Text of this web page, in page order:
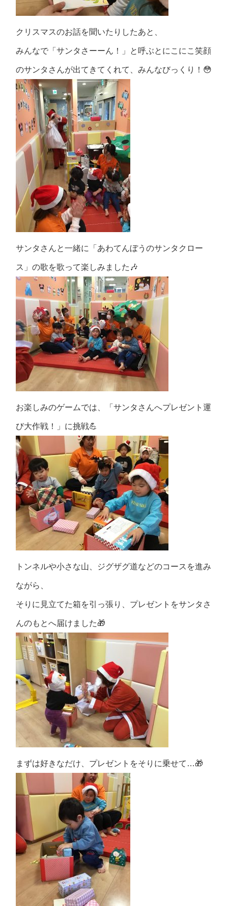
クリスマスのお話を聞いたりしたあと、
みんなで「サンタさーーん！」と呼ぶとにこにこ笑顔
のサンタさんが出てきてくれて、みんなびっくり！😳
サンタさんと一緒に「あわてんぼうのサンタクロー
ス」の歌を歌って楽しみました🎶
お楽しみのゲームでは、「サンタさんへプレゼント運
び大作戦！」に挑戦💪
トンネルや小さな山、ジグザグ道などのコースを進み
ながら、
そりに見立てた箱を引っ張り、プレゼントをサンタさ
んのもとへ届けました🎁
まずは好きなだけ、プレゼントをそりに乗せて…🎁